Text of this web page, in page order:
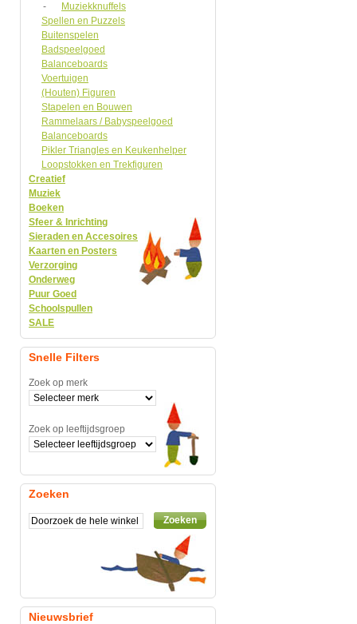
-
Muziekknuffels
Spellen en Puzzels
Buitenspelen
Badspeelgoed
Balanceboards
Voertuigen
(Houten) Figuren
Stapelen en Bouwen
Rammelaars / Babyspeelgoed
Balanceboards
Pikler Triangles en Keukenhelper
Loopstokken en Trekfiguren
Creatief
Muziek
Boeken
Sfeer & Inrichting
Sieraden en Accesoires
Kaarten en Posters
Verzorging
Onderweg
Puur Goed
Schoolspullen
SALE
Snelle Filters
Zoek op merk
Zoek op leeftijdsgroep
Zoeken
Zoeken
Nieuwsbrief